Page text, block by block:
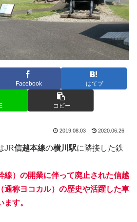
Facebook はてブ
コピー
2019.08.03 2020.06.26
JR信越本線の横川駅に隣接した鉄
線）の開業に伴って廃止された信越
通称ヨコカル）の歴史や活躍した車
す。